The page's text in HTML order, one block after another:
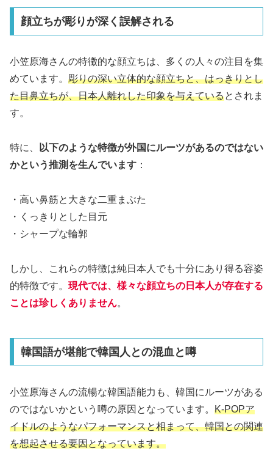
顔立ちが彫りが深く誤解される
小笠原海さんの特徴的な顔立ちは、多くの人々の注目を集
めています。 彫りの深い立体的な顔立ちと、はっきりとし
た目鼻立ちが、日本人離れした印象を与えているとされま
す。
特に、
以下のような特徴が外国にルーツがあるのではない
かという推測を生んでいます ：
・高い鼻筋と大きな二重まぶた
・くっきりとした目元
・シャープな輪郭
しかし、これらの特徴は純日本人でも十分にあり得る容姿
的特徴です。 現代では、様々な顔立ちの日本人が存在する
ことは珍しくありません。
韓国語が堪能で韓国人との混血と噂
小笠原海さんの流暢な韓国語能力も、韓国にルーツがある
のではないかという噂の原因となっています。 K-POPア
イドルのようなパフォーマンスと相まって、韓国との関連
を想起させる要因となっています。